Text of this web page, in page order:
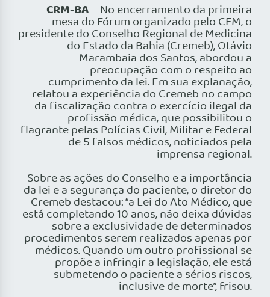
CRM-BA– No encerramento da primeira
mesa do Fórum organizado pelo CFM, o
presidente do Conselho Regional de Medicina
do Estado da Bahia (Cremeb), Otávio
Marambaia dos Santos, abordou a
preocupação com o respeito ao
cumprimento da lei. Em sua explanação,
relatou a experiência do Cremeb no campo
da fiscalização contra o exercício ilegal da
profissão médica, que possibilitou o
flagrante pelas Polícias Civil, Militar e Federal
de 5 falsos médicos, noticiados pela
imprensa regional.
Sobre as ações do Conselho e a importância
da lei e a segurança do paciente, o diretor do
Cremeb destacou: “a Lei do Ato Médico, que
está completando 10 anos, não deixa dúvidas
sobre a exclusividade de determinados
procedimentos serem realizados apenas por
médicos. Quando um outro profissional se
propõe a infringir a legislação, ele está
submetendo o paciente a sérios riscos,
inclusive de morte”, frisou.